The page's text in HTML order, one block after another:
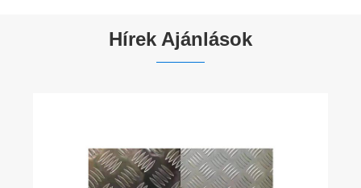
Hírek Ajánlások
Mi a rozsdamentes acélcsövek
Mutass többet >>